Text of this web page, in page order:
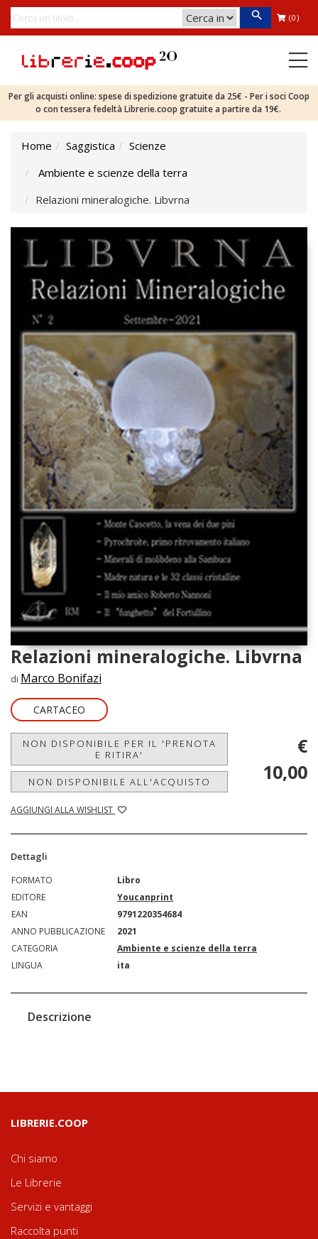
(0)
Per gli acquisti online: spese di spedizione gratuite da 25€ - Per i soci Coop
o con tessera fedeltà Librerie.coop gratuite a partire da 19€.
Home Saggistica
Scienze
Ambiente e scienze della terra
Relazioni mineralogiche. Libvrna
Relazioni mineralogiche. Libvrna
di Marco Bonifazi
CARTACEO
NON DISPONIBILE PER IL 'PRENOTA
E RITIRA'
NON DISPONIBILE ALL'ACQUISTO
AGGIUNGI ALLA WISHLIST
€
10,00
Dettagli
FORMATO
Libro
EDITORE
Youcanprint
EAN
9791220354684
ANNO PUBBLICAZIONE
2021
CATEGORIA
Ambiente e scienze della terra
LINGUA
ita
Descrizione
LIBRERIE.COOP
Chi siamo
Le Librerie
Servizi e vantaggi
Raccolta punti